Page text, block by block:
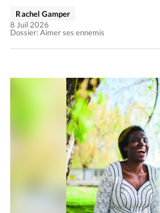
Dossier: Aimer ses ennemis
Rachel Gamper
8 Juil 2026